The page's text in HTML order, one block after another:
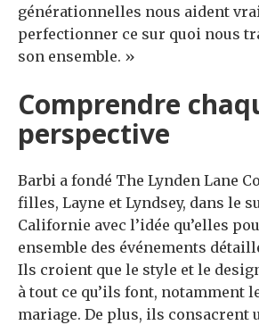
générationnelles nous aident
perfectionner ce sur quoi nous
son ensemble. »
Comprendre
perspective
Barbi a fondé The Lynden Lane
filles, Layne et Lyndsey, dans le
Californie avec l’idée qu’elles
ensemble des événements
Ils croient que le style et le
à tout ce qu’ils font, notamment
mariage. De plus, ils consacrent